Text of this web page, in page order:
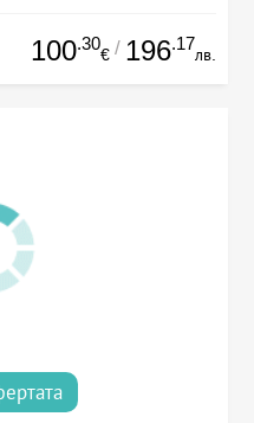
100.30
€ / 196.17
лв.